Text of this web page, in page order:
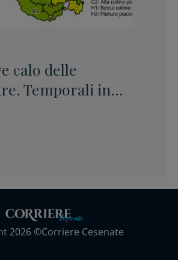
calo delle
Temporali in
2026 ©Corriere Cesenate